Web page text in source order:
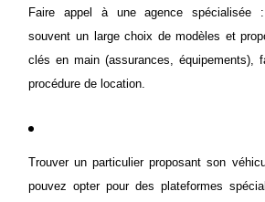
Faire appel à une agence spécialisée
souvent un large choix de modèles et
clés en main (assurances, équipements),
procédure de location.
Trouver un particulier proposant son
pouvez opter pour des plateformes